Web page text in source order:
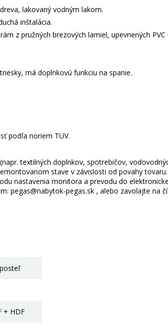
lakovaný vodným lakom.
inštalácia.
z pružných brezových lamiel, upevnených
má doplnkovú funkciu na spanie.
podľa noriem TUV.
textilných doplnkov, spotrebičov,
stave v závislosti od povahy
nastavenia monitora a prevodu do
pegas@nabytok-pegas.sk , alebo zavolajte na
+ HDF